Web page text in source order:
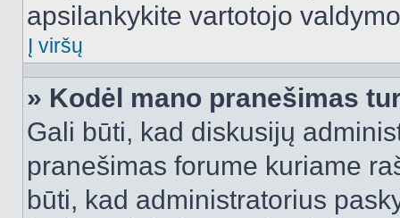
apsilankykite vartotojo
Į viršų
» Kodėl mano pranešimas
Gali būti, kad diskusijų
pranešimas forume kuriame
būti, kad administratorius